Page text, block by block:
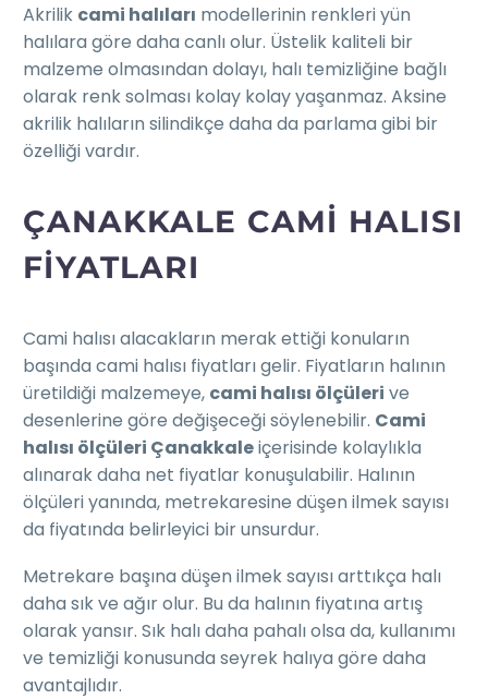
Akrilik cami halıları modellerinin renkleri yün
halılara göre daha canlı olur. Üstelik kaliteli bir
malzeme olmasından dolayı, halı temizliğine bağlı
olarak renk solması kolay kolay yaşanmaz. Aksine
akrilik halıların silindikçe daha da parlama gibi bir
özelliği vardır.
ÇANAKKALE CAMI HALISI
FIYATLARI
Cami halısı alacakların merak ettiği konuların
başında cami halısı fiyatları gelir. Fiyatların halının
üretildiği malzemeye, cami halısı ölçüleri ve
desenlerine göre değişeceği söylenebilir. Cami
halısı ölçüleri Çanakkaleiçerisinde kolaylıkla
alınarak daha net fiyatlar konuşulabilir. Halının
ölçüleri yanında, metrekaresine düşen ilmek sayısı
da fiyatında belirleyici bir unsurdur.
Metrekare başına düşen ilmek sayısı arttıkça halı
daha sık ve ağır olur. Bu da halının fiyatına artış
olarak yansır. Sık halı daha pahalı olsa da, kullanımı
ve temizliği konusunda seyrek halıya göre daha
avantajlıdır.